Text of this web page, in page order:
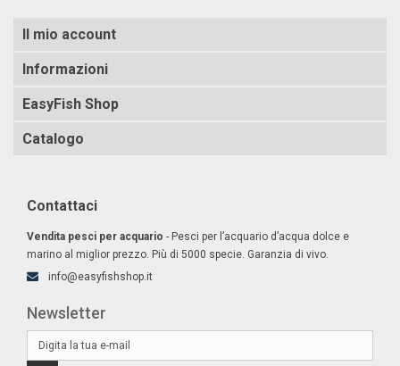
Il mio account
Informazioni
EasyFish Shop
Catalogo
Contattaci
Vendita pesci per acquario - Pesci per l’acquario d’acqua dolce e
marino al miglior prezzo. Più di 5000 specie. Garanzia di vivo.
info@easyfishshop.it
Newsletter